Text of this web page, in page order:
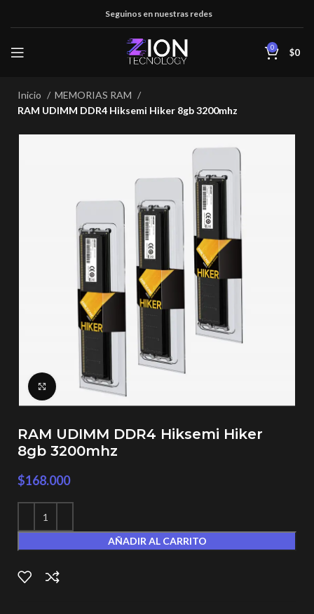
Seguinos en nuestras redes
0 $0
Inicio
MEMORIAS RAM
RAM UDIMM DDR4 Hiksemi Hiker 8gb 3200mhz
Click to enlarge
RAM UDIMM DDR4 Hiksemi Hiker
8gb 3200mhz
$168.000
AÑADIR AL CARRITO